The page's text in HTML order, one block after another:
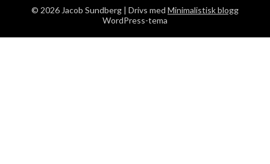
© 2026 Jacob Sundberg | Drivs med Minimalistisk blogg
WordPress-tema